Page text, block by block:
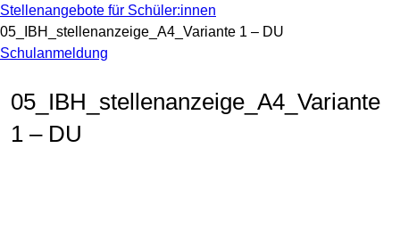
Stellenangebote für Schüler:innen
05_IBH_stellenanzeige_A4_Variante 1 – DU
Schulanmeldung
05_IBH_stellenanzeige_A4_Variante
1 – DU